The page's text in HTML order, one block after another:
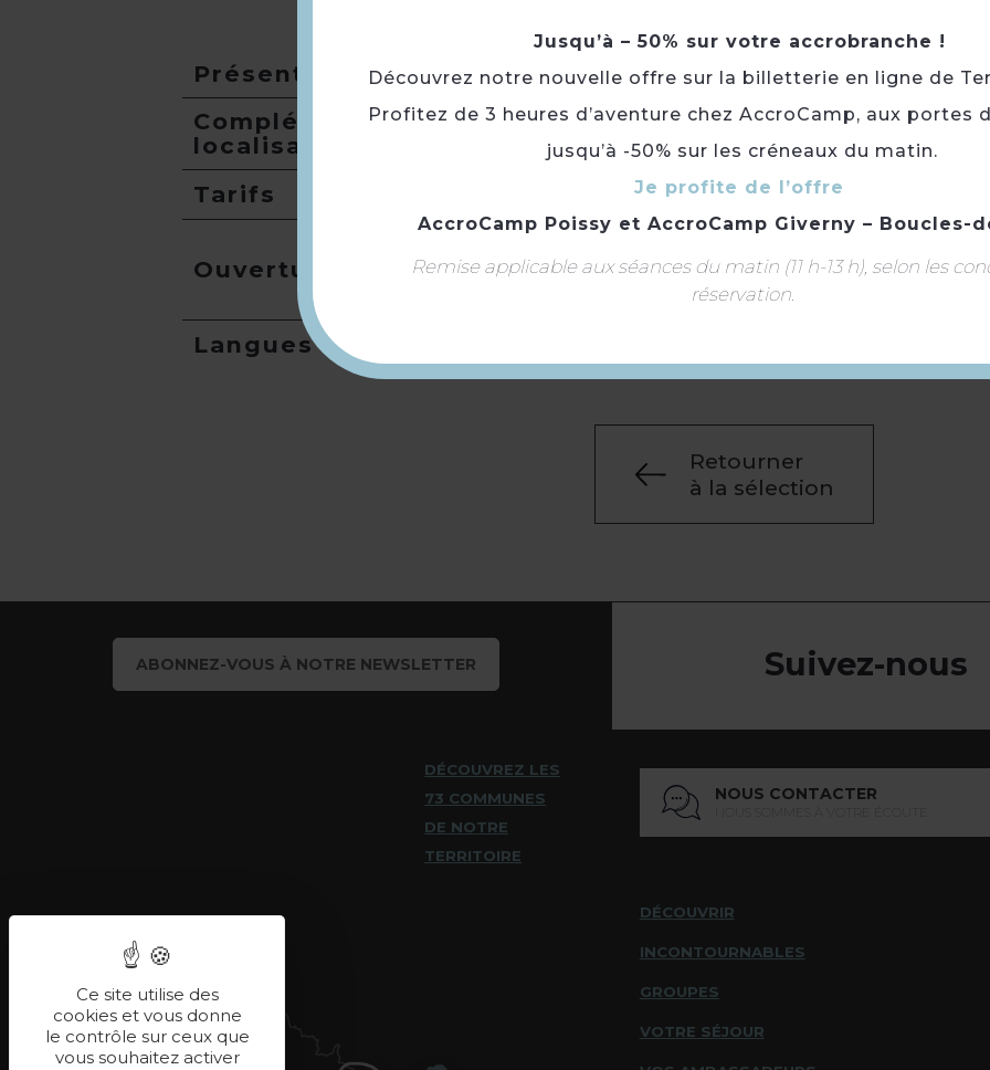
Présentation
Compléments
localisation
Tarifs
Ouverture
Toute l'année de 9h à 22h.
Fermeture à 20h en hiver.
Langues
Retourner
à la sélection
ABONNEZ-VOUS À NOTRE NEWSLETTER
DÉCOUVREZ LES
73 COMMUNES
DE NOTRE
TERRITOIRE
Suivez-nous
NOUS CONTACTER
DÉCOUVRIR
INCONTOURNABLES
GROUPES
VOTRE SÉJOUR
Jusqu’à – 50% sur votre accrobranche !
Découvrez notre nouvelle offre sur la billetterie en ligne de
Profitez de 3 heures d’aventure chez AccroCamp, aux portes
jusqu’à -50% sur les créneaux du matin.
Je profite de l’offre
AccroCamp Poissy et AccroCamp Giverny – Boucles-
Remise applicable aux séances du matin (11 h-13 h), selon les
réservation.
Ce site utilise des
cookies et vous donne
le contrôle sur ceux que
vous souhaitez activer